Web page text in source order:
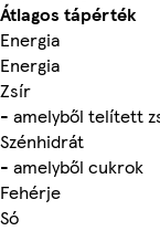
Átlagos tápérték
Energia
Energia
Zsír
- amelyből telített
Szénhidrát
- amelyből cukrok
Fehérje
Só